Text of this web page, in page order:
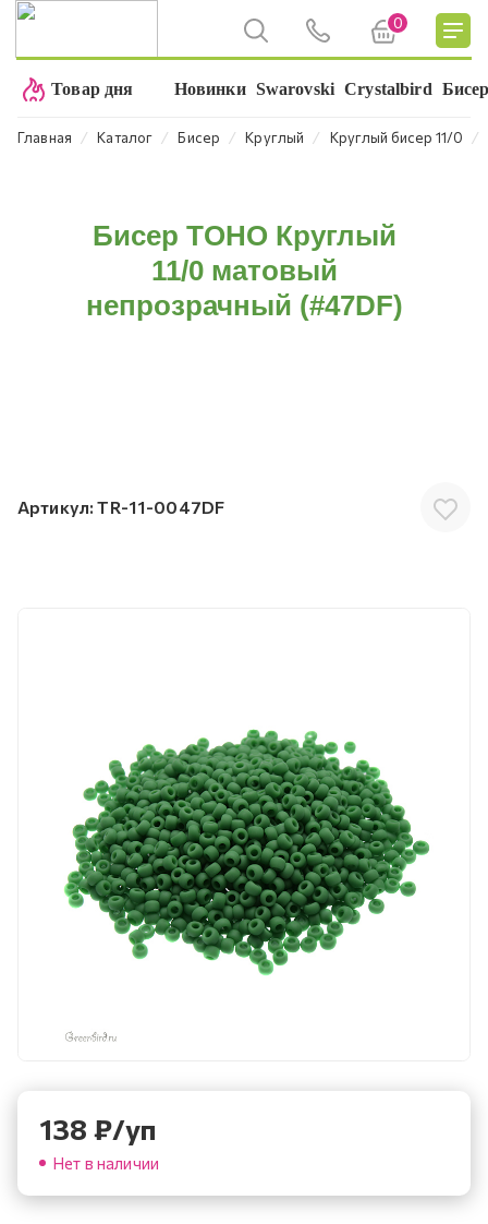
0
Товар дня Новинки Swarovski Crystalbird
Главная ⁄ Каталог ⁄ Бисер ⁄ Круглый ⁄ Круглый бисер 11/0 ⁄
Бисер TOHO Круглый
11/0 матовый
непрозрачный (#47DF)
Артикул: TR-11-0047DF
138 ₽/уп
Нет в наличии